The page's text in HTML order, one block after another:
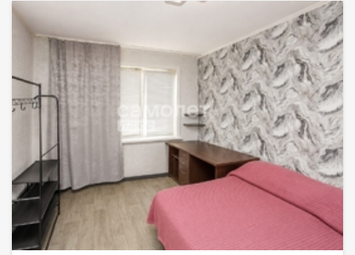
направления в т.ч. торговые центры. Один собственник -
взрослый. Лена Васильева